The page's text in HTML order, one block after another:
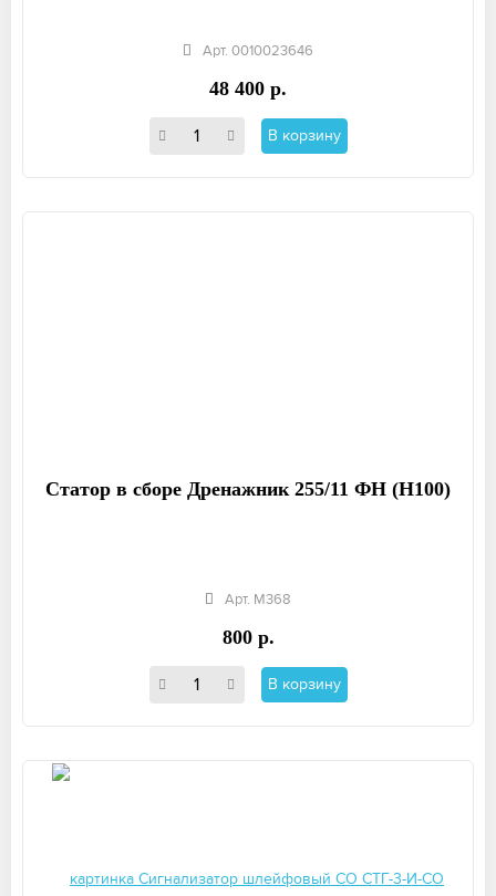
Арт. 0010023646
48 400 р.
В корзину
Статор в сборе Дренажник 255/11 ФН (Н100)
Арт. М368
800 р.
В корзину